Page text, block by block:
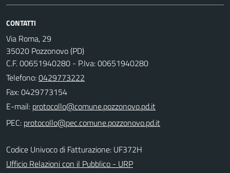
CONTATTI
Via Roma, 29
35020 Pozzonovo (PD)
C.F. 00651940280 - P.Iva: 00651940280
Telefono:0429773222
Fax: 0429773154
E-mail:
PEC:
Codice Univoco di Fatturazione: UF372H
Ufficio Relazioni con il Pubblico - URP